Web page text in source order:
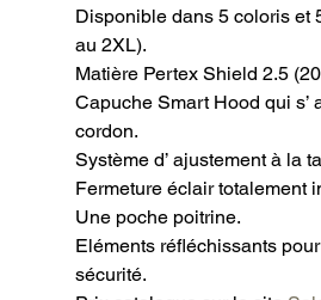
Disponible dans 5 coloris et
au 2XL).
Matière Pertex Shield 2.5
Capuche Smart Hood qui s’
cordon.
Système d’ ajustement à la
Fermeture éclair totalement
Une poche poitrine.
Eléments réfléchissants
sécurité.